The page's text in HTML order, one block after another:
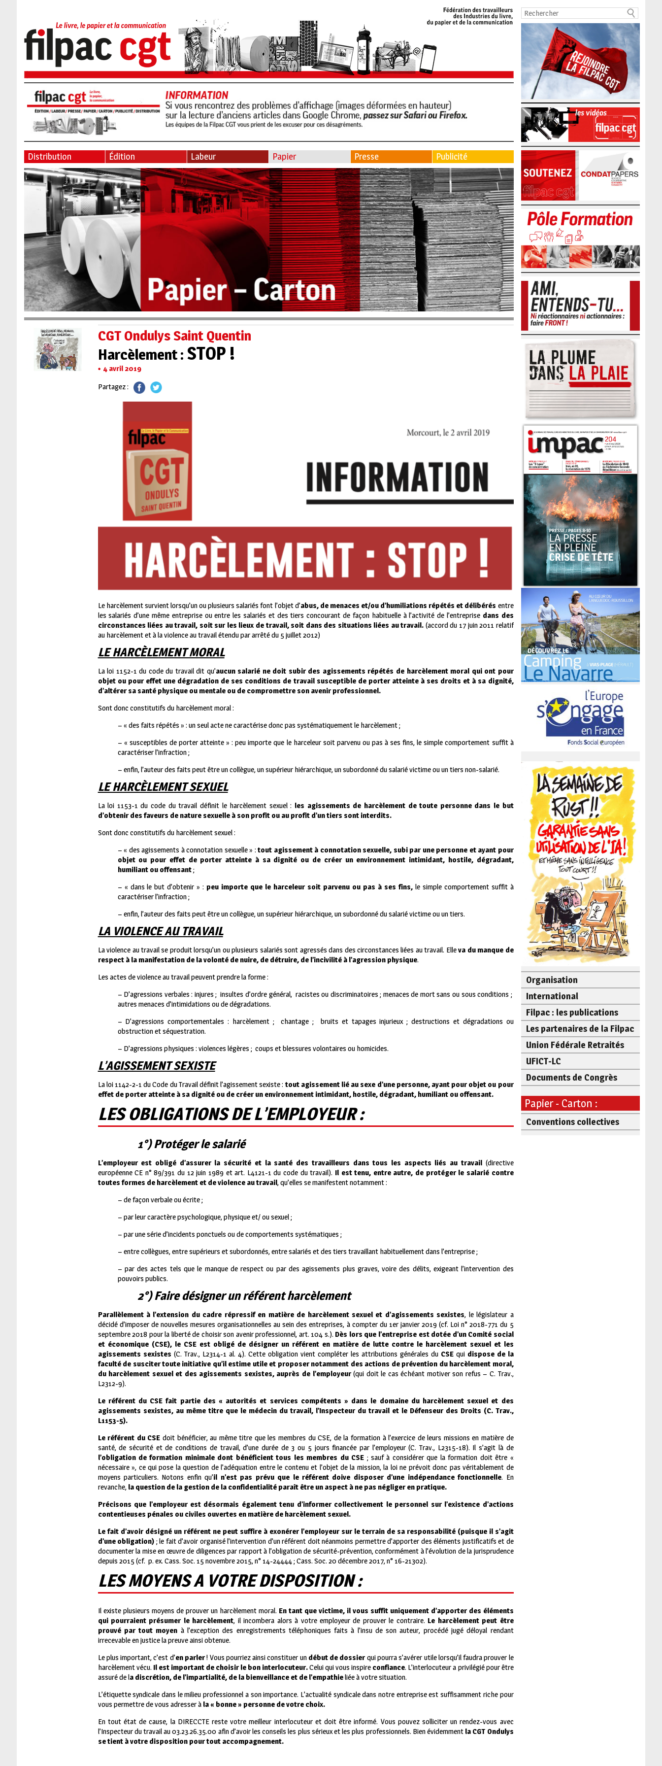
Distribution Édition Labeur Papier Presse Publicité
CGT Ondulys Saint Quentin
Harcèlement : STOP !
4 avril 2019
Partagez :
Le harcèlement survient lorsqu’un ou plusieurs salariés font l’objet d’abus, de menaces et/ou d’humiliations répétés et délibérés entre
les salariés d’une même entreprise ou entre les salariés et des tiers concourant de façon habituelle à l’activité de l’entreprise dans des
circonstances liées au travail, soit sur les lieux de travail, soit dans des situations liées au travail. (accord du 17 juin 2011 relatif
au harcèlement et à la violence au travail étendu par arrêté du 5 juillet 2012)
LE HARCÈLEMENT MORAL
La loi 1152-1 du code du travail dit qu’aucun salarié ne doit subir des agissements répétés de harcèlement moral qui ont pour
objet ou pour effet une dégradation de ses conditions de travail susceptible de porter atteinte à ses droits et à sa dignité,
d’altérer sa santé physique ou mentale ou de compromettre son avenir professionnel.
Sont donc constitutifs du harcèlement moral :
– « des faits répétés » : un seul acte ne caractérise donc pas systématiquement le harcèlement ;
– « susceptibles de porter atteinte » : peu importe que le harceleur soit parvenu ou pas à ses fins, le simple comportement suffit à
caractériser l’infraction ;
– enfin, l’auteur des faits peut être un collègue, un supérieur hiérarchique, un subordonné du salarié victime ou un tiers non-salarié.
LE HARCÈLEMENT SEXUEL
La loi 1153-1 du code du travail définit le harcèlement sexuel : les agissements de harcèlement de toute personne dans le but
d’obtenir des faveurs de nature sexuelle à son profit ou au profit d’un tiers sont interdits.
Sont donc constitutifs du harcèlement sexuel :
– « des agissements à connotation sexuelle » :tout agissement à connotation sexuelle, subi par une personne et ayant pour
objet ou pour effet de porter atteinte à sa dignité ou de créer un environnement intimidant, hostile, dégradant,
humiliant ou offensant;
– « dans le but d’obtenir » :peu importe que le harceleur soit parvenu ou pas à ses fins,le simple comportement suffit à
caractériser l’infraction ;
– enfin, l’auteur des faits peut être un collègue, un supérieur hiérarchique, un subordonné du salarié victime ou un tiers.
LA VIOLENCE AU TRAVAIL
La violence au travail se produit lorsqu’un ou plusieurs salariés sont agressés dans des circonstances liées au travail. Elleva du manque de
respect à la manifestation de la volonté de nuire, de détruire, de l’incivilité à l’agression physique.
Les actes de violence au travail peuvent prendre la forme :
– D’agressions verbales : injures ; insultes d’ordre général, racistes ou discriminatoires ; menaces de mort sans ou sous conditions ;
autres menaces d’intimidations ou de dégradations.
– D’agressions comportementales : harcèlement ;
chantage ;
bruits et tapages injurieux ; destructions et dégradations ou
obstruction et séquestration.
– D’agressions physiques : violences légères ; coups et blessures volontaires ou homicides.
L’AGISSEMENT SEXISTE
La loi 1142-2-1 du Code du Travail définit l’agissement sexiste : tout agissement lié au sexe d’une personne, ayant pour objet ou pour
effet de porter atteinte à sa dignité ou de créer un environnement intimidant, hostile, dégradant, humiliant ou offensant.
LES OBLIGATIONS DE L’EMPLOYEUR :
1°) Protéger le salarié
L’employeur est obligé d’assurer la sécurité et la santé des travailleurs dans tous les aspects liés au travail (directive
européenne CE n° 89/391 du 12 juin 1989 et art. L4121-1 du code du travail). Il est tenu, entre autre, de protéger le salarié contre
toutes formes de harcèlement et de violence au travail, qu’elles se manifestent notamment :
– de façon verbale ou écrite ;
– par leur caractère psychologique, physique et/ ou sexuel ;
– par une série d’incidents ponctuels ou de comportements systématiques ;
– entre collègues, entre supérieurs et subordonnés, entre salariés et des tiers travaillant habituellement dans l’entreprise ;
– par des actes tels que le manque de respect ou par des agissements plus graves, voire des délits, exigeant l’intervention des
pouvoirs publics.
2°) Faire désigner un référent harcèlement
Parallèlement à l’extension du cadre répressif en matière de harcèlement sexuel et d’agissements sexistes, le législateur a
décidé d’imposer de nouvelles mesures organisationnelles au sein des entreprises, à compter du 1er janvier 2019 (cf. Loi n° 2018-771 du 5
septembre 2018 pour la liberté de choisir son avenir professionnel, art. 104 s.). Dès lors que l’entreprise est dotée d’un Comité social
et économique (CSE), le CSE est obligé de désigner un référent en matière de lutte contre le harcèlement sexuel et les
agissements sexistes (C. Trav., L2314-1 al. 4). Cette obligation vient compléter les attributions générales du CSEqui dispose de la
faculté de susciter toute initiative qu’il estime utile et proposer notamment des actions de prévention du harcèlement moral,
du harcèlement sexuel et des agissements sexistes, auprès de l’employeur(qui doit le cas échéant motiver son refus – C. Trav.,
L2312-9).
Le référent du CSE fait partie des « autorités et services compétents » dans le domaine du harcèlement sexuel et des
agissements sexistes, au même titre que le médecin du travail, l’Inspecteur du travail et le Défenseur des Droits (C. Trav.,
L1153-5).
Le référent du CSE doit bénéficier, au même titre que les membres du CSE, de la formation à l’exercice de leurs missions en matière de
santé, de sécurité et de conditions de travail, d’une durée de 3 ou 5 jours financée par l’employeur (C. Trav., L2315-18). Il s’agit là de
l’obligation de formation minimale dont bénéficient tous les membres du CSE ; sauf à considérer que la formation doit être «
nécessaire », ce qui pose la question de l’adéquation entre le contenu et l’objet de la mission, la loi ne prévoit donc pas véritablement de
moyens particuliers. Notons enfin qu’il n’est pas prévu que le référent doive disposer d’une indépendance fonctionnelle. En
revanche, la question de la gestion de la confidentialité paraît être un aspect à ne pas négliger en pratique.
Précisons que l’employeur est désormais également tenu d’informer collectivement le personnel sur l’existence d’actions
contentieuses pénales ou civiles ouvertes en matière de harcèlement sexuel.
Le fait d’avoir désigné un référent ne peut suffire à exonérer l’employeur sur le terrain de sa responsabilité (puisque il s’agit
d’une obligation) ; le fait d’avoir organisé l’intervention d’un référent doit néanmoins permettre d’apporter des éléments justificatifs et de
documenter la mise en œuvre de diligences par rapport à l’obligation de sécurité-prévention, conformément à l’évolution de la jurisprudence
depuis 2015 (cf. p. ex. Cass. Soc. 15 novembre 2015, n° 14-24444 ; Cass. Soc. 20 décembre 2017, n° 16-21302).
LES MOYENS A VOTRE DISPOSITION :
Il existe plusieurs moyens de prouver un harcèlement moral. En tant que victime, il vous suffit uniquement d’apporter des éléments
qui pourraient présumer le harcèlement, il incombera alors à votre employeur de prouver le contraire. Le harcèlement peut être
prouvé par tout moyen à l’exception des enregistrements téléphoniques faits à l’insu de son auteur, procédé jugé déloyal rendant
irrecevable en justice la preuve ainsi obtenue.
Le plus important, c’est d’en parler! Vous pourriez ainsi constituer un début de dossierqui pourra s’avérer utile lorsqu’il faudra prouver le
harcèlement vécu. Il est important de choisir le bon interlocuteur.Celui qui vous inspire confiance. L’interlocuteur a privilégié pour être
assuré de la discrétion, de l’impartialité, de la bienveillance et de l’empathieliée à votre situation.
L’étiquette syndicale dans le milieu professionnel a son importance. L’actualité syndicale dans notre entreprise est suffisamment riche pour
vous permettre de vous adresser à la « bonne » personne de votre choix.
En tout état de cause, la DIRECCTE reste votre meilleur interlocuteur et doit être informé. Vous pouvez solliciter un rendez-vous avec
l’Inspecteur du travail au 03.23.26.35.00 afin d’avoir les conseils les plus sérieux et les plus professionnels. Bien évidemment la CGT Ondulys
se tient à votre disposition pour tout accompagnement.
Organisation
International
Filpac : les publications
Les partenaires de la Filpac
Union Fédérale Retraités
UFICT-LC
Documents de Congrès
Papier - Carton :
Conventions collectives